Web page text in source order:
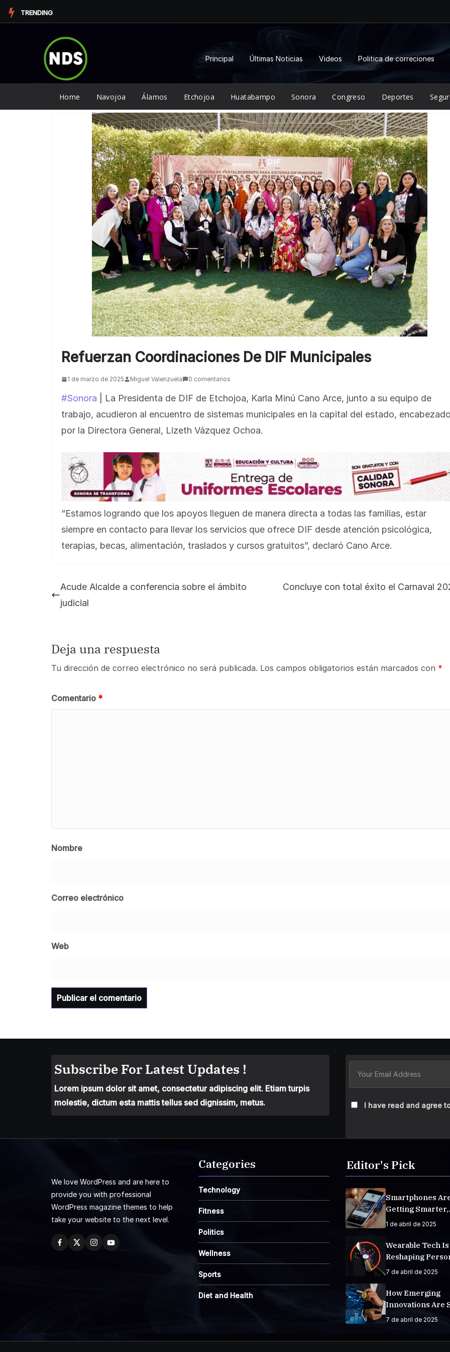
Saltar
al
TRENDING
Principal Últimas Noticias Videos Politica de correciones
Home Navojoa Álamos Etchojoa Huatabampo Sonora Congreso Deportes
Refuerzan Coordinaciones De DIF Municipales
1 de marzo de 2025 Miguel Valenzuela 0 comentarios
#Sonora | La Presidenta de DIF de Etchojoa, Karla Minú Cano Arce, junto a su equipo de
trabajo, acudieron al encuentro de sistemas municipales en la capital del estado,
por la Directora General, Lizeth Vázquez Ochoa.
“Estamos logrando que los apoyos lleguen de manera directa a todas las familias, estar
siempre en contacto para llevar los servicios que ofrece DIF desde atención psicológica,
terapias, becas, alimentación, traslados y cursos gratuitos”, declaró Cano Arce.
Acude Alcalde a conferencia sobre el ámbito
judicial
Concluye con total éxito el Carnaval
Deja una respuesta
Tu dirección de correo electrónico no será publicada. Los campos obligatorios están marcados con *
Comentario *
Nombre
Correo electrónico
Web
Subscribe For Latest Updates !
Lorem ipsum dolor sit amet, consectetur adipiscing elit. Etiam turpis
molestie, dictum esta mattis tellus sed dignissim, metus.
I have read and agree
We love WordPress and are here to
provide you with professional
WordPress magazine themes to help
take your website to the next level.
Categories
Technology
Fitness
Politics
Wellness
Sports
Diet and Health
Editor's Pick
Smartphones
Getting Smarter,
Integrating AI
1 de abril de 2025
Wearable Tech Is
Reshaping
Fitness Tracking
7 de abril de 2025
How Emerging
Innovations Are
The Future
7 de abril de 2025